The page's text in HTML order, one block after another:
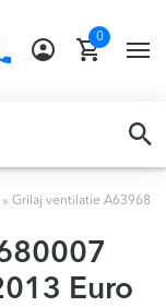
0
» Grilaj ventilatie
Euro